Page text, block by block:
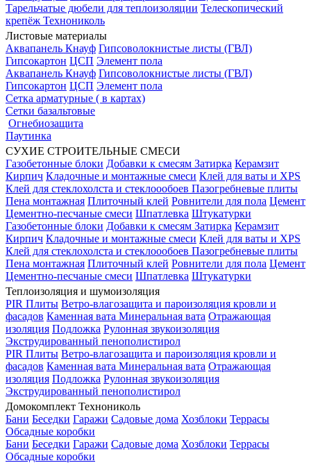
Тарельчатые дюбели для теплоизоляции Телескопический
крепёж Технониколь
Листовые материалы
Аквапанель Кнауф Гипсоволокнистые листы (ГВЛ)
Гипсокартон ЦСП Элемент пола
Аквапанель Кнауф Гипсоволокнистые листы (ГВЛ)
Гипсокартон ЦСП Элемент пола
Сетка арматурные ( в картах)
Сетки базальтовые
Огнебиозащита
Паутинка
СУХИЕ СТРОИТЕЛЬНЫЕ СМЕСИ
Газобетонные блоки Добавки к смесям Затирка Керамзит
Кирпич Кладочные и монтажные смеси Клей для ваты и XPS
Клей для стеклохолста и стеклоообоев Пазогребневые плиты
Пена монтажная Плиточный клей Ровнители для пола Цемент
Цементно-песчаные смеси Шпатлевка Штукатурки
Газобетонные блоки Добавки к смесям Затирка Керамзит
Кирпич Кладочные и монтажные смеси Клей для ваты и XPS
Клей для стеклохолста и стеклоообоев Пазогребневые плиты
Пена монтажная Плиточный клей Ровнители для пола Цемент
Цементно-песчаные смеси Шпатлевка Штукатурки
Теплоизоляция и шумоизоляция
PIR Плиты Ветро-влагозащита и пароизоляция кровли и
фасадов Каменная вата Минеральная вата Отражающая
изоляция Подложка Рулонная звукоизоляция
Экструдированный пенополистирол
PIR Плиты Ветро-влагозащита и пароизоляция кровли и
фасадов Каменная вата Минеральная вата Отражающая
изоляция Подложка Рулонная звукоизоляция
Экструдированный пенополистирол
Домокомплект Технониколь
Бани Беседки Гаражи Садовые дома Хозблоки Террасы
Обсадные коробки
Бани Беседки Гаражи Садовые дома Хозблоки Террасы
Обсадные коробки